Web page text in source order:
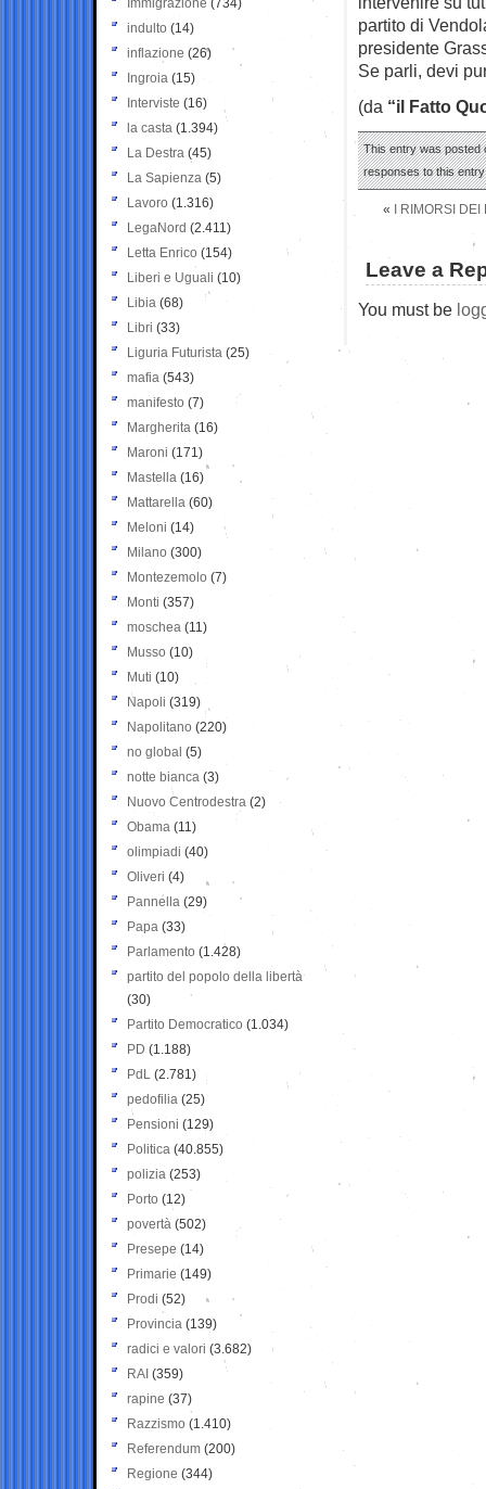
partito di
presidente
Se parli, devi
(da “il Fatto
This entry was posted
responses to this
« I RIMORSI
Leave a
You must be
Immigrazione (734)
indulto (14)
inflazione (26)
Ingroia (15)
Interviste (16)
la casta (1.394)
La Destra (45)
La Sapienza (5)
Lavoro (1.316)
LegaNord (2.411)
Letta Enrico (154)
Liberi e Uguali (10)
Libia (68)
Libri (33)
Liguria Futurista (25)
mafia (543)
manifesto (7)
Margherita (16)
Maroni (171)
Mastella (16)
Mattarella (60)
Meloni (14)
Milano (300)
Montezemolo (7)
Monti (357)
moschea (11)
Musso (10)
Muti (10)
Napoli (319)
Napolitano (220)
no global (5)
notte bianca (3)
Nuovo Centrodestra (2)
Obama (11)
olimpiadi (40)
Oliveri (4)
Pannella (29)
Papa (33)
Parlamento (1.428)
partito del popolo della libertà
(30)
Partito Democratico (1.034)
PD (1.188)
PdL (2.781)
pedofilia (25)
Pensioni (129)
Politica (40.855)
polizia (253)
Porto (12)
povertà (502)
Presepe (14)
Primarie (149)
Prodi (52)
Provincia (139)
radici e valori (3.682)
RAI (359)
rapine (37)
Razzismo (1.410)
Referendum (200)
Regione (344)